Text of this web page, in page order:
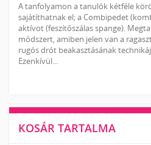
A tanfolyamon a tanulók kétféle
sajátíthatnak el; a Combipedet
aktívot (feszítőszálas spange).
módszert, amiben jelen van a
rugós drót beakasztásának
Ezenkívül...
KOSÁR TARTALMA